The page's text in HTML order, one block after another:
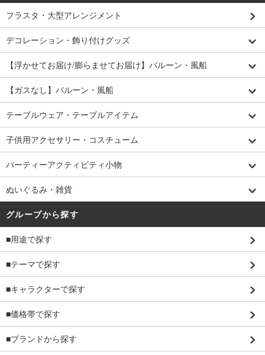
フラスタ・大型アレンジメント
デコレーション・飾り付けグッズ
【浮かせてお届け/膨らませてお届け】バルーン・風船
【ガスなし】バルーン・風船
テーブルウェア・テーブルアイテム
子供用アクセサリー・コスチューム
パーティーアクティビティ小物
ぬいぐるみ・雑貨
グループから探す
■用途で探す
■テーマで探す
■キャラクターで探す
■価格帯で探す
■ブランドから探す